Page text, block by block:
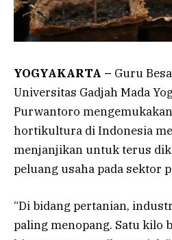
YOGYAKARTA – Guru
Universitas Gadjah Mada
Purwantoro
hortikultura di Indonesia
menjanjikan untuk terus
peluang usaha pada sektor
“Di bidang pertanian,
paling menopang. Satu kilo